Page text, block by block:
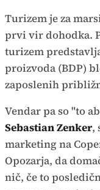
Turizem je za
prvi vir dohodka.
turizem
proizvoda (BDP)
zaposlenih
Vendar pa so "to
Sebastian Zenker,
marketing na
Opozarja, da
nič, če to